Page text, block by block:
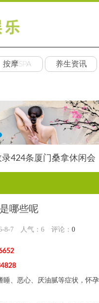
按摩SPA 养生资讯
424条厦门桑拿休闲会
哪些呢
8-7 人气： 6评论： 0
睡、恶心、厌油腻等症状，怀孕